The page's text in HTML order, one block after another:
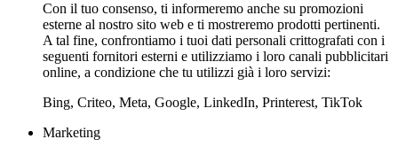
Con il tuo consenso, ti informeremo anche su promozioni
esterne al nostro sito web e ti mostreremo prodotti pertinenti.
A tal fine, confrontiamo i tuoi dati personali crittografati con i
seguenti fornitori esterni e utilizziamo i loro canali pubblicitari
online, a condizione che tu utilizzi già i loro servizi:
Bing, Criteo, Meta, Google, LinkedIn, Printerest, TikTok
Marketing